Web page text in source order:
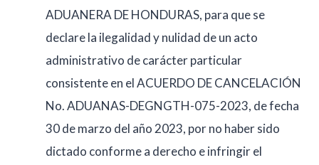
ADUANERA DE HONDURAS, para que se
declare la ilegalidad y nulidad de un acto
administrativo de carácter particular
consistente en el ACUERDO DE CANCELACIÓN
No. ADUANAS-DEGNGTH-075-2023, de fecha
30 de marzo del año 2023, por no haber sido
dictado conforme a derecho e infringir el